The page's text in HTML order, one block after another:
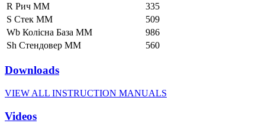
R Рич ММ
335
S Стек ММ
509
Wb Колісна База ММ
986
Sh Стендовер ММ
560
Downloads
VIEW ALL INSTRUCTION MANUALS
Videos